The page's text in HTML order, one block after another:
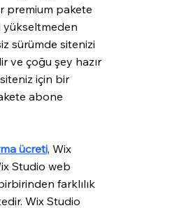
premium pakete
yükseltmeden
sürümde sitenizi
ve çoğu şey hazır
için bir
abone
ücreti, Wix
Studio web
farklılık
Wix Studio